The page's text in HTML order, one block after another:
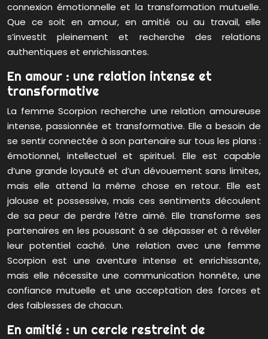
connexion émotionnelle et la transformation mutuelle.
Que ce soit en amour, en amitié ou au travail, elle
s’investit pleinement et recherche des relations
authentiques et enrichissantes.
En amour : une relation intense et
transformative
La femme Scorpion recherche une relation amoureuse
intense, passionnée et transformative. Elle a besoin de
se sentir connectée à son partenaire sur tous les plans :
émotionnel, intellectuel et spirituel. Elle est capable
d’une grande loyauté et d’un dévouement sans limites,
mais elle attend la même chose en retour. Elle est
jalouse et possessive, mais ces sentiments découlent
de sa peur de perdre l’être aimé. Elle transforme ses
partenaires en les poussant à se dépasser et à révéler
leur potentiel caché. Une relation avec une femme
Scorpion est une aventure intense et enrichissante,
mais elle nécessite une communication honnête, une
confiance mutuelle et une acceptation des forces et
des faiblesses de chacun.
En amitié : un cercle restreint de